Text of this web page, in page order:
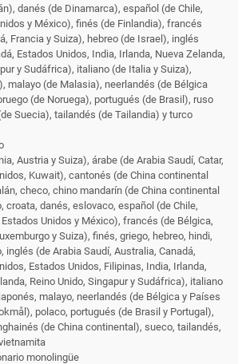
danés (de Dinamarca), español (de Chile,
y México), finés (de Finlandia), francés
Francia y Suiza), hebreo (de Israel), inglés
Estados Unidos, India, Irlanda, Nueva Zelanda,
y Sudáfrica), italiano (de Italia y Suiza),
malayo (de Malasia), neerlandés (de Bélgica
(de Noruega), portugués (de Brasil), ruso
Suecia), tailandés (de Tailandia) y turco
Austria y Suiza), árabe (de Arabia Saudí, Catar,
Kuwait), cantonés (de China continental
checo, chino mandarín (de China continental
croata, danés, eslovaco, español (de Chile,
Unidos y México), francés (de Bélgica,
y Suiza), finés, griego, hebreo, hindi,
inglés (de Arabia Saudí, Australia, Canadá,
Estados Unidos, Filipinas, India, Irlanda,
Reino Unido, Singapur y Sudáfrica), italiano
malayo, neerlandés (de Bélgica y Países
polaco, portugués (de Brasil y Portugal),
(de China continental), sueco, tailandés,
monolingüe